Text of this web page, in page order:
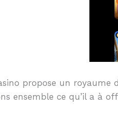
propose un
ensemble ce qu’il a à